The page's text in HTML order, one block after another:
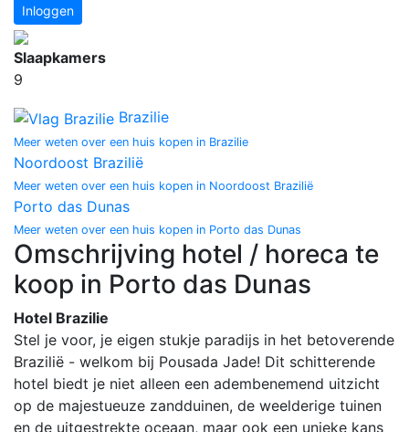
Inloggen
Slaapkamers
9
Brazilie
Meer weten over een huis kopen in Brazilie
Noordoost Brazilië
Meer weten over een huis kopen in Noordoost Brazilië
Porto das Dunas
Meer weten over een huis kopen in Porto das Dunas
Omschrijving hotel / horeca te
koop in Porto das Dunas
Hotel Brazilie
Stel je voor, je eigen stukje paradijs in het betoverende
Brazilië - welkom bij Pousada Jade! Dit schitterende
hotel biedt je niet alleen een adembenemend uitzicht
op de majestueuze zandduinen, de weelderige tuinen
en de uitgestrekte oceaan, maar ook een unieke kans